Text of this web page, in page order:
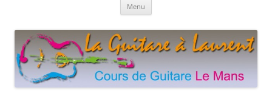
Menu